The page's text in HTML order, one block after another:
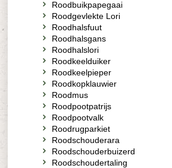
Roodbuikpapegaai
Roodgevlekte Lori
Roodhalsfuut
Roodhalsgans
Roodhalslori
Roodkeelduiker
Roodkeelpieper
Roodkopklauwier
Roodmus
Roodpootpatrijs
Roodpootvalk
Roodrugparkiet
Roodschouderara
Roodschouderbuizerd
Roodschoudertaling